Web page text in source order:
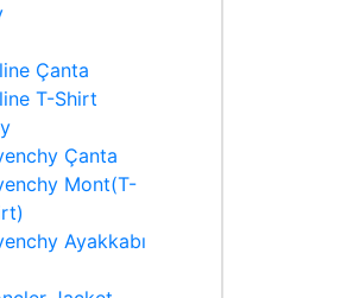
Çanta
T-Shirt
Çanta
Mont(T-
Ayakkabı